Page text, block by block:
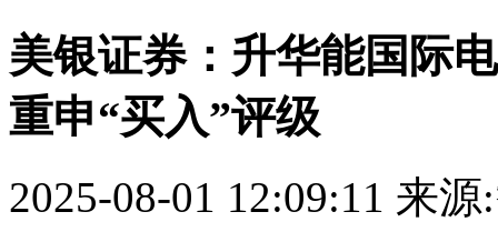
美银证券：升华能国际
重申“买入”评级
2025-08-01 12:09:11 来源